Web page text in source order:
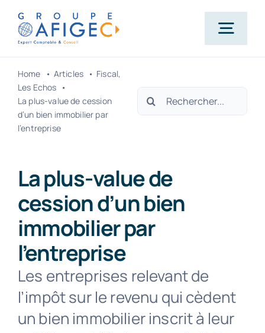
Passer
contenu
Accueil
Qui-sommes-nous ?
Nos métiers
Actualités
Carrière
Contact
Home Articles
Fiscal
Les Echos
La plus-value de cession
d’un bien immobilier par
l’entreprise
Rechercher:
La plus-value de
cession d’un bien
immobilier par
l’entreprise
Les entreprises relevant de
l’impôt sur le revenu qui cèdent
un bien immobilier inscrit à leur